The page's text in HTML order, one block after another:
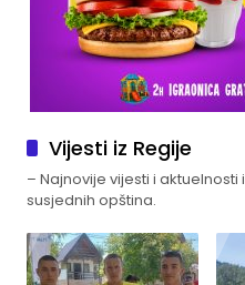
Vijesti iz Regije
– Najnovije vijesti i aktuelnosti
susjednih opština.